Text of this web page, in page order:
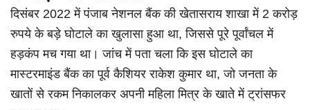
दिसंबर 2022 में पंजाब नेशनल बैंक की खेतासराय शाखा में 2 करोड़
रुपये के बड़े घोटाले का खुलासा हुआ था, जिससे पूरे पूर्वांचल में
हड़कंप मच गया था। जांच में पता चला कि इस घोटाले का
मास्टरमाइंड बैंक का पूर्व कैशियर राकेश कुमार था, जो जनता के
खातों से रकम निकालकर अपनी महिला मित्र के खाते में ट्रांसफर